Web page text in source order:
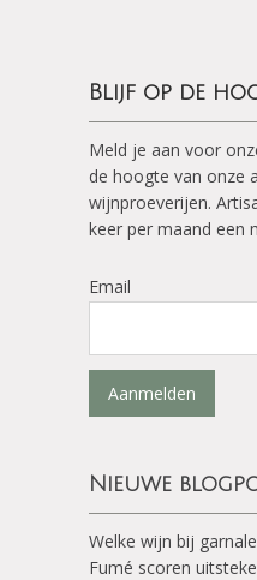
Blijf op de
Meld je aan voor
de hoogte van onze
wijnproeverijen.
keer per maand een
Email
Aanmelden
Nieuwe
Welke wijn bij
Fumé scoren